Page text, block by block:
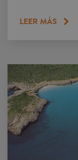
LEER MÁS